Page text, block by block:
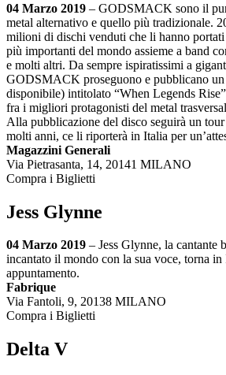
04 Marzo 2019 – GODSMACK sono il
metal alternativo e quello più tradizionale.
milioni di dischi venduti che li hanno
più importanti del mondo assieme a band
e molti altri. Da sempre ispiratissimi a
GODSMACK proseguono e pubblicano
disponibile) intitolato “When Legends
fra i migliori protagonisti del metal
Alla pubblicazione del disco seguirà un
molti anni, ce li riporterà in Italia per
Magazzini Generali
Via Pietrasanta, 14, 20141 MILANO
Compra i Biglietti
Jess Glynne
04 Marzo 2019 – Jess Glynne, la cantante
incantato il mondo con la sua voce, torna
appuntamento.
Fabrique
Via Fantoli, 9, 20138 MILANO
Compra i Biglietti
Delta V